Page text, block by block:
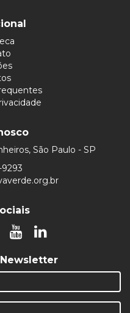
São Paulo - SP
9293